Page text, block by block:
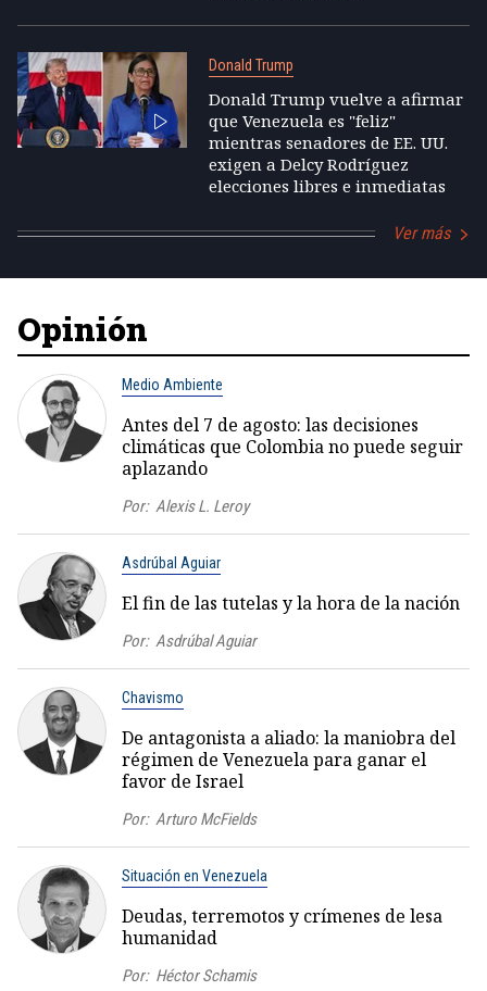
Donald Trump
Donald Trump vuelve a afirmar
que Venezuela es "feliz"
mientras senadores de EE. UU.
exigen a Delcy Rodríguez
elecciones libres e inmediatas
Ver más
Opinión
Medio Ambiente
Antes del 7 de agosto: las decisiones
climáticas que Colombia no puede seguir
aplazando
Por: Alexis L. Leroy
Asdrúbal Aguiar
El fin de las tutelas y la hora de la nación
Por: Asdrúbal Aguiar
Chavismo
De antagonista a aliado: la maniobra del
régimen de Venezuela para ganar el
favor de Israel
Por: Arturo McFields
Situación en Venezuela
Deudas, terremotos y crímenes de lesa
humanidad
Por: Héctor Schamis